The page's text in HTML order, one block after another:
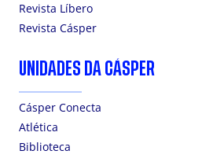
Revista Líbero
Revista Cásper
UNIDADES DA CÁSPER
Cásper Conecta
Atlética
Biblioteca